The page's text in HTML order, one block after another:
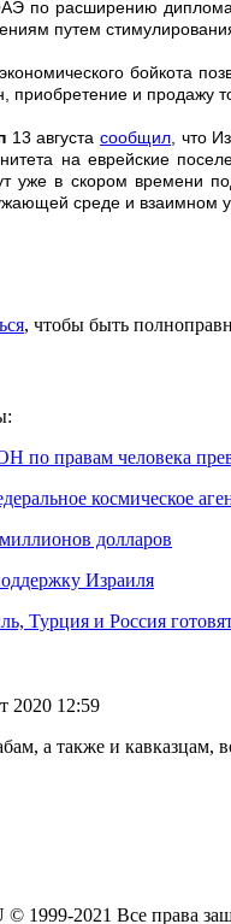
по расширению
путем
экономического бойкота
и продажу
13 августасообщил , что
на еврейские
в скором времени
среде и взаимном
, чтобы быть
по правам человека
космическое
долларов
Израиля
Турция и Россия
2020 12:59
а также и кавказцам,
1999-2021 Все права